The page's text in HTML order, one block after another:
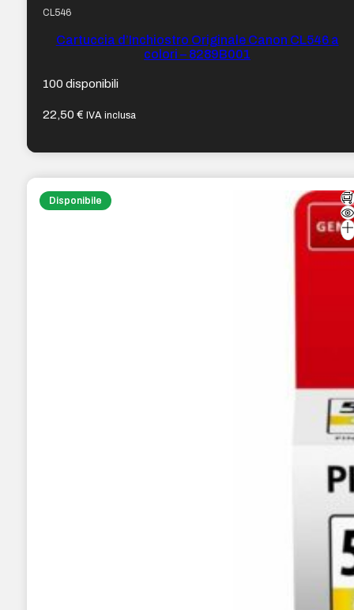
CL546
Cartuccia d’Inchiostro Originale Canon CL546 a
colori – 8289B001
100 disponibili
22,50€ IVA inclusa
Disponibile